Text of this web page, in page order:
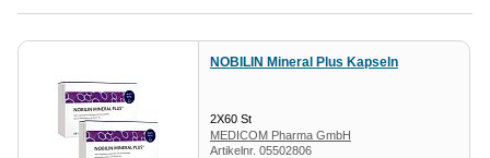
NOBILIN Mineral Plus Kapseln
2X60 St
MEDICOM Pharma GmbH
Artikelnr. 05502806